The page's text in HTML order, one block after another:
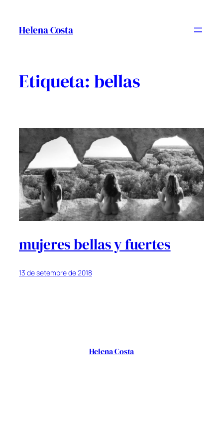
contingut
Helena Costa
Etiqueta: bellas
mujeres bellas y fuertes
13 de setembre de 2018
Helena Costa